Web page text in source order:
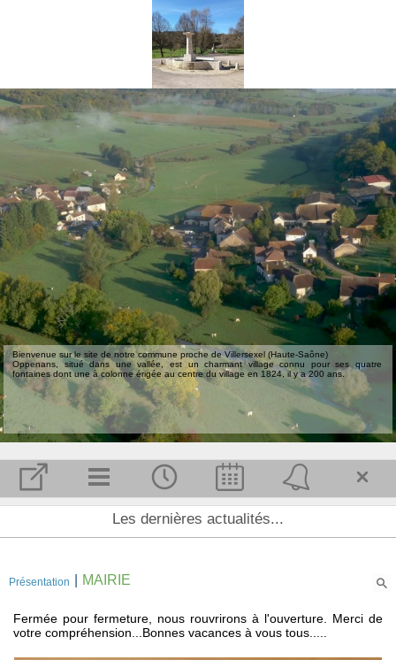
Bienvenue sur le site de notre commune proche de Villersexel (Haute-Saône)
Oppenans, situé dans une vallée, est un charmant village connu pour ses quatre
fontaines dont une à colonne érigée au centre du village en 1824, il y a 200 ans.
Accueil et Actualité
Notre commune
Conseil municipal
Agenda
Vivre ici
Les dernières actualités...
Présentation MAIRIE
Fermée pour fermeture, nous rouvrirons à l'ouverture. Merci de
votre compréhension...Bonnes vacances à vous tous.....